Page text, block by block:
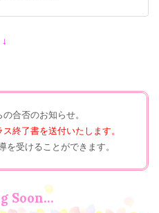
↓
合否のお知らせ。
了書を送付いたします。
受けることができます。
Soon…